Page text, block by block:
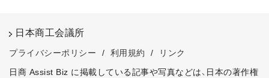
日本商工会議所
プライバシーポリシー / 利用規約 /
リンク
日商 Assist Biz に掲載している記事や写真などは、日本の著作権